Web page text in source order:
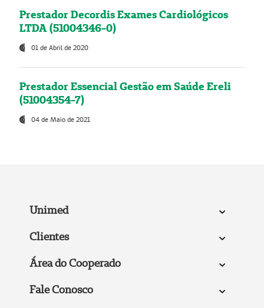
Prestador Decordis Exames Cardiológicos
LTDA (51004346-0)
01 de Abril de 2020
Prestador Essencial Gestão em Saúde Ereli
(51004354-7)
04 de Maio de 2021
Unimed
Clientes
Área do Cooperado
Fale Conosco